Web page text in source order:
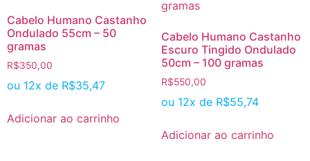
Cabelo Humano Castanho
Ondulado 55cm – 50
gramas
R$350,00
ou 12x de R$35,47
Adicionar ao carrinho
Cabelo Humano Castanho
Escuro Tingido Ondulado
50cm – 100 gramas
R$550,00
ou 12x de R$55,74
Adicionar ao carrinho